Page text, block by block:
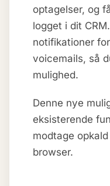
optagelser, og
logget i dit
notifikationer
voicemails, så
mulighed.
Denne nye
eksisterende
modtage
browser.